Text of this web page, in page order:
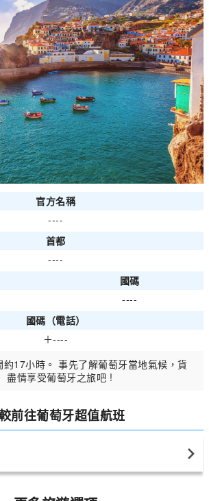
官方名稱
----
首都
----
國碼
----
國碼（電話）
＋----
17小時。 事先了解葡萄牙當地氣候，貨
盡情享受葡萄牙之旅吧 !
前往葡萄牙超值航班